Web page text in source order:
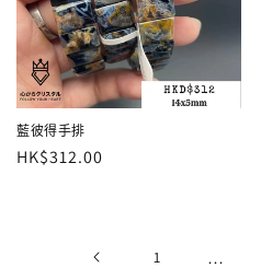
藍彼得手排
定
HK$312.00
1 …